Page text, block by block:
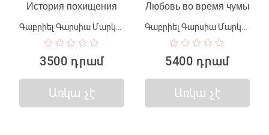
История похищения
Գաբրիել Գարսիա Մարկես
3500 դրամ
Առկա չէ
Любовь во время чумы
Գաբրիել Գարսիա Մարկես
5400 դրամ
Առկա չէ